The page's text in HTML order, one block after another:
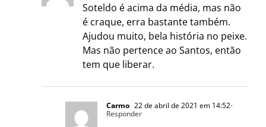
Soteldo é acima da média, mas não
é craque, erra bastante também.
Ajudou muito, bela história no peixe.
Mas não pertence ao Santos, então
tem que liberar.
Carmo 22 de abril de 2021 em 14:52-
Responder